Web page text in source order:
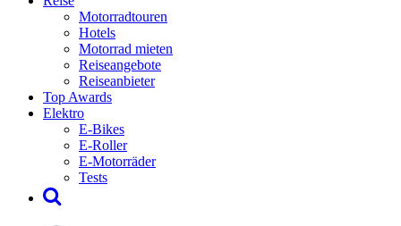
Motorradtouren
Hotels
Motorrad mieten
Reiseangebote
Reiseanbieter
Top Awards
Elektro
E-Bikes
E-Roller
E-Motorräder
Tests